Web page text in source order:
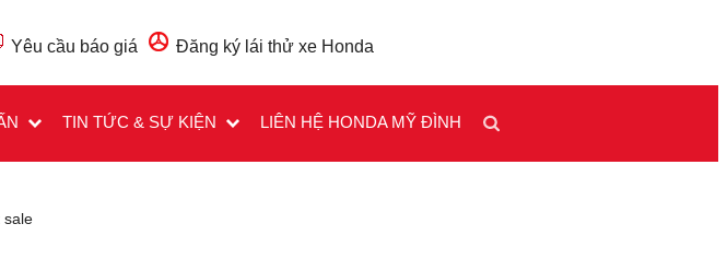
Yêu cầu báo giá Đăng ký lái thử xe Honda
TIN TỨC & SỰ KIỆN LIÊN HỆ HONDA MỸ ĐÌNH
sale